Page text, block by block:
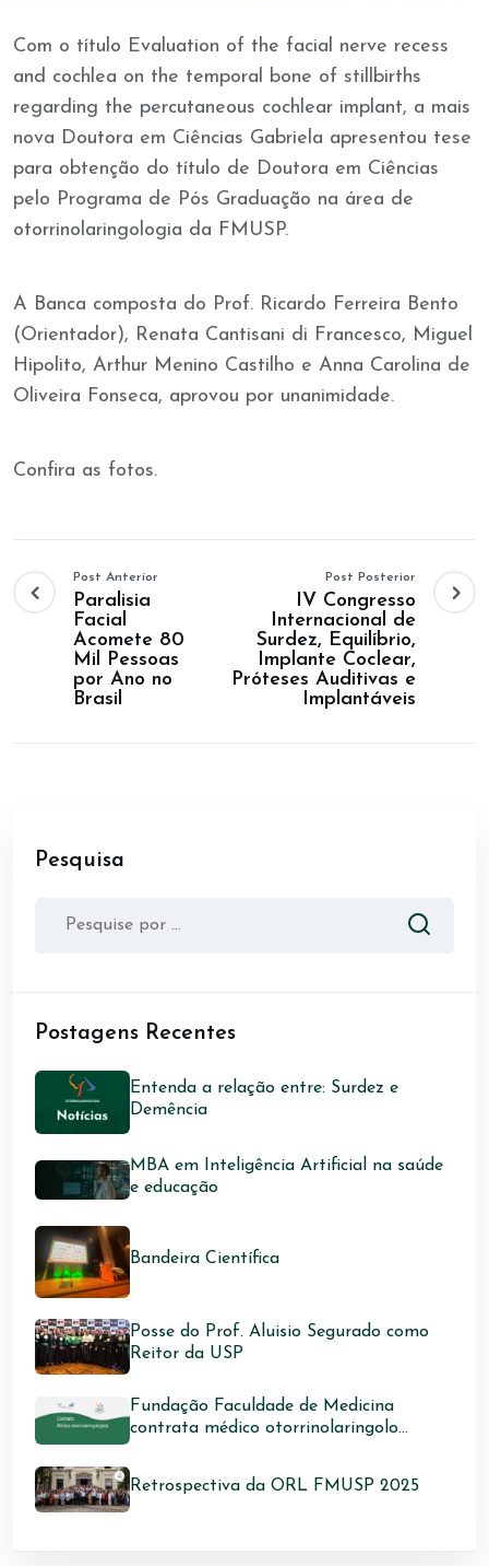
Com o título Evaluation of the facial nerve recess
and cochlea on the temporal bone of stillbirths
regarding the percutaneous cochlear implant, a mais
nova Doutora em Ciências Gabriela apresentou tese
para obtenção do título de Doutora em Ciências
pelo Programa de Pós Graduação na área de
otorrinolaringologia da FMUSP.
A Banca composta do Prof. Ricardo Ferreira Bento
(Orientador), Renata Cantisani di Francesco, Miguel
Hipolito, Arthur Menino Castilho e Anna Carolina de
Oliveira Fonseca, aprovou por unanimidade.
Confira as fotos.
Post Anterior
Paralisia
Facial
Acomete 80
Mil Pessoas
por Ano no
Brasil
Post Posterior
IV Congresso
Internacional de
Surdez, Equilíbrio,
Implante Coclear,
Próteses Auditivas e
Implantáveis
Pesquisa
Postagens Recentes
Entenda a relação entre: Surdez e
Demência
MBA em Inteligência Artificial na saúde
e educação
Bandeira Científica
Posse do Prof. Aluisio Segurado como
Reitor da USP
Fundação Faculdade de Medicina
contrata médico otorrinolaringolo...
Retrospectiva da ORL FMUSP 2025